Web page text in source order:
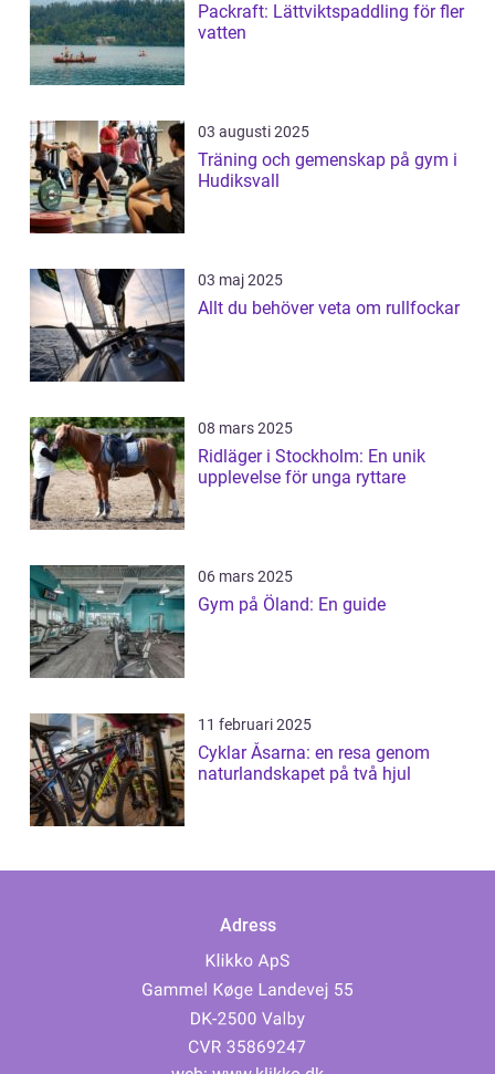
Packraft: Lättviktspaddling för fler
vatten
03 augusti 2025
Träning och gemenskap på gym i
Hudiksvall
03 maj 2025
Allt du behöver veta om rullfockar
08 mars 2025
Ridläger i Stockholm: En unik
upplevelse för unga ryttare
06 mars 2025
Gym på Öland: En guide
11 februari 2025
Cyklar Åsarna: en resa genom
naturlandskapet på två hjul
Adress